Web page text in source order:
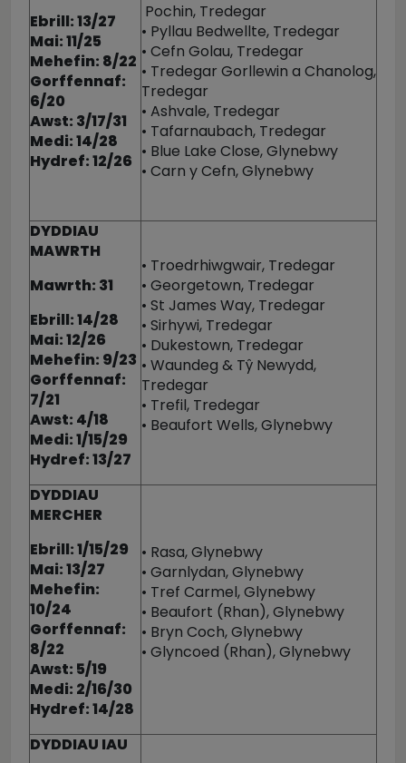
Ebrill: 13/27
Mai: 11/25
Mehefin: 8/22
Gorffennaf:
6/20
Awst: 3/17/31
Medi: 14/28
Hydref: 12/26
Pochin, Tredegar
• Pyllau Bedwellte, Tredegar
• Cefn Golau, Tredegar
• Tredegar Gorllewin a Chanolog,
Tredegar
• Ashvale, Tredegar
• Tafarnaubach, Tredegar
• Blue Lake Close, Glynebwy
• Carn y Cefn, Glynebwy
DYDDIAU
MAWRTH
Mawrth: 31
Ebrill: 14/28
Mai: 12/26
Mehefin: 9/23
Gorffennaf:
7/21
Awst: 4/18
Medi: 1/15/29
Hydref: 13/27
• Troedrhiwgwair, Tredegar
• Georgetown, Tredegar
• St James Way, Tredegar
• Sirhywi, Tredegar
• Dukestown, Tredegar
• Waundeg & Tŷ Newydd,
Tredegar
• Trefil, Tredegar
• Beaufort Wells, Glynebwy
DYDDIAU
MERCHER
Ebrill: 1/15/29
Mai: 13/27
Mehefin:
10/24
Gorffennaf:
8/22
Awst: 5/19
Medi: 2/16/30
Hydref: 14/28
• Rasa, Glynebwy
• Garnlydan, Glynebwy
• Tref Carmel, Glynebwy
• Beaufort (Rhan), Glynebwy
• Bryn Coch, Glynebwy
• Glyncoed (Rhan), Glynebwy
DYDDIAU IAU